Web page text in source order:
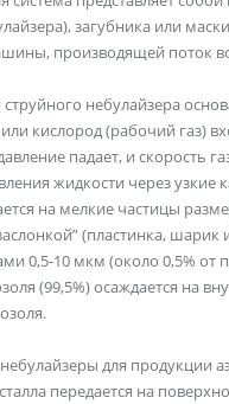
загубника или
производящей поток
небулайзера
кислород (рабочий газ)
падает, и скорость
жидкости через
на мелкие частицы
(пластинка,
0,5-10 мкм (около 0,5% от
(99,5%) осаждается на
для продукции
передается на